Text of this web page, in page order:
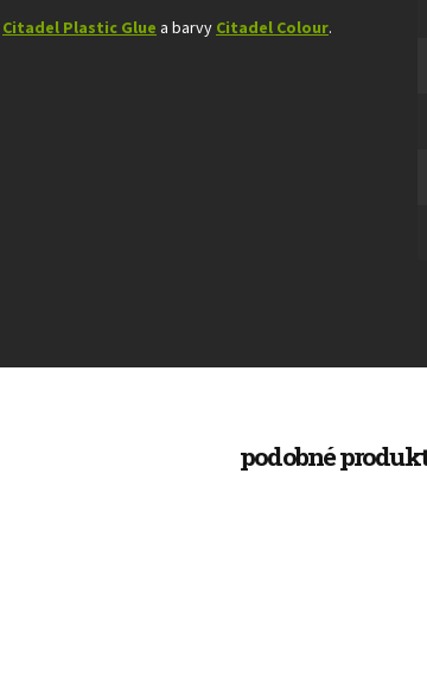
Citadel Plastic Glue a barvy Citadel Colour.